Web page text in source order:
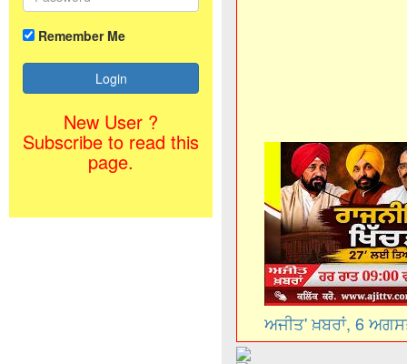
Remember Me
New User ?
Subscribe to read this
page.
ਅਜੀਤ' ਖ਼ਬਰਾਂ, 6